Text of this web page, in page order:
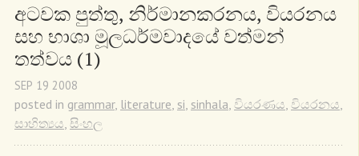
අටවක පුත්තු, නිර්මානකරනය, වියරනය
සහ භාශා මූලධර්මවාදයේ වත්මන්
තත්වය (1)
SEP 19 2008
posted in grammar, literature, si, sinhala, වියරණය, වියරනය,
සාහිත්‍යය, සිංහල